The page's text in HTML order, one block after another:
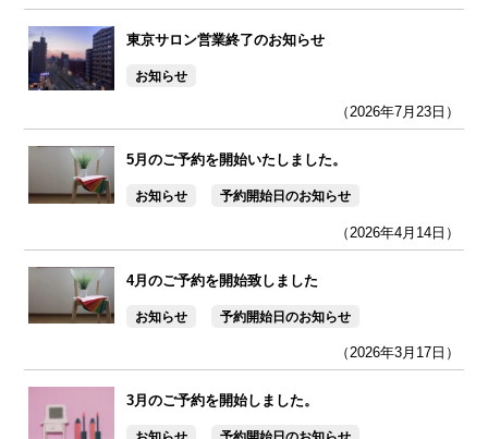
東京サロン営業終了のお知らせ
お知らせ
（2026年7月23日）
5月のご予約を開始いたしました。
お知らせ 予約開始日のお知らせ
（2026年4月14日）
4月のご予約を開始致しました
お知らせ 予約開始日のお知らせ
（2026年3月17日）
3月のご予約を開始しました。